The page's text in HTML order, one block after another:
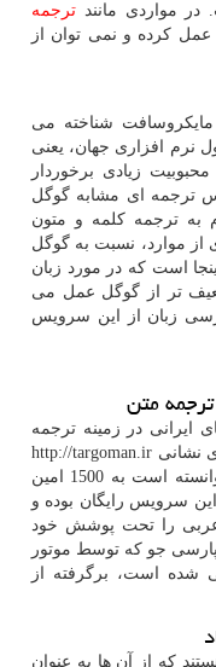
مواردی مانند ترجمه
کرده و نمی توان از
شناخته می
افزاری جهان، یعنی
زیادی برخوردار
ترجمه ای مشابه گوگل
به ترجمه کلمه و متون
از موارد، نسبت به گوگل
است که در مورد زبان
تر از گوگل عمل می
زبان از این سرویس
متن
ایرانی در زمینه ترجمه
نشانی http://targoman.ir
برای همه افراد قابل دسترسی است و توانسته است به 1500 امین
سرویس رایگان بوده و
عربی را تحت پوشش خود
جو که توسط موتور
شده است، برگرفته از
که از آن ها به عنوان